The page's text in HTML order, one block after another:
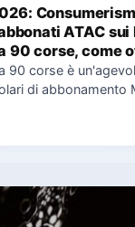
ATAC
90 corse, come
in caso di
90 corse è
di abbonamento